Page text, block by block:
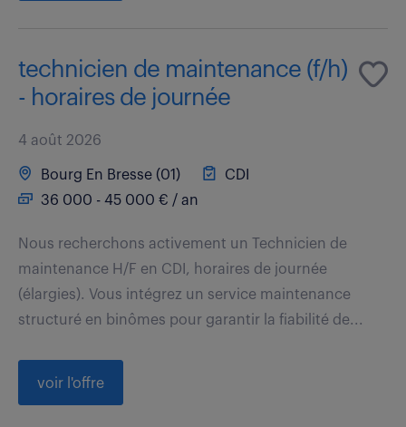
technicien de maintenance (f/h)
- horaires de journée
4 août 2026
Bourg En Bresse (01)
CDI
36 000 - 45 000 € / an
Nous recherchons activement un Technicien de
maintenance H/F en CDI, horaires de journée
(élargies). Vous intégrez un service maintenance
structuré en binômes pour garantir la fiabilité de...
voir l'offre